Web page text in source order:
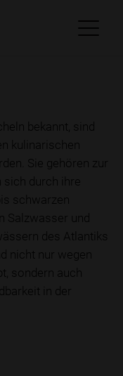
bekannt, sind
kulinarischen
Sie gehören zur
sich durch ihre
schwarzen
Salzwasser und
des Atlantiks
nicht nur wegen
sondern auch
in der